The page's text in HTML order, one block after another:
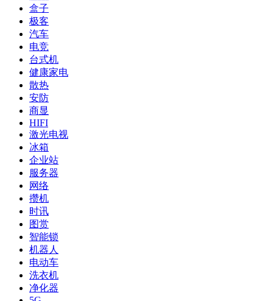
盒子
极客
汽车
电竞
台式机
健康家电
散热
安防
商显
HIFI
激光电视
冰箱
企业站
服务器
网络
攒机
时讯
图赏
智能锁
机器人
电动车
洗衣机
净化器